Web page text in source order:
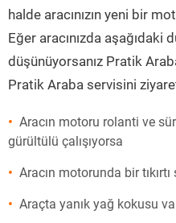
halde aracınızın yeni bir
Eğer aracınızda aşağıdaki
düşünüyorsanız Pratik
Pratik Araba servisini
Aracın motoru rolanti ve
gürültülü çalışıyorsa
Aracın motorunda bir
Araçta yanık yağ kokusu